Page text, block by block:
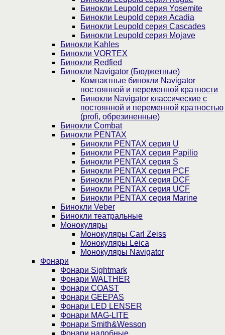
Бинокли Leupold серия Yosemite
Бинокли Leupold серия Acadia
Бинокли Leupold серия Cascades
Бинокли Leupold серия Mojave
Бинокли Kahles
Бинокли VORTEX
Бинокли Redfied
Бинокли Navigator (Бюджетные)
Компактные бинокли Navigator
постоянной и переменной кратности
Бинокли Navigator классические с
постоянной и переменной кратностью
(profi, обрезиненные)
Бинокли Combat
Бинокли PENTAX
Бинокли PENTAX серия U
Бинокли PENTAX серия Papilio
Бинокли PENTAX серия S
Бинокли PENTAX серия PCF
Бинокли PENTAX серия DCF
Бинокли PENTAX серия UCF
Бинокли PENTAX серия Marine
Бинокли Veber
Бинокли театральные
Монокуляры
Монокуляры Carl Zeiss
Монокуляры Leica
Монокуляры Navigator
Фонари
Фонари Sightmark
Фонари WALTHER
Фонари COAST
Фонари GEEPAS
Фонари LED LENSER
Фонари MAG-LITE
Фонари Smith&Wesson